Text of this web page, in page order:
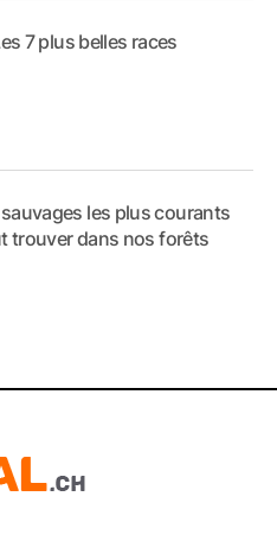
7 plus belles races
les plus courants
trouver dans nos forêts